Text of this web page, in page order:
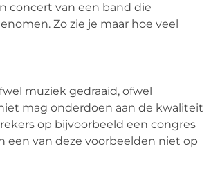
concert van een band die
Zo zie je maar hoe veel
muziek gedraaid, ofwel
mag onderdoen aan de kwaliteit
op bijvoorbeeld een congres
een van deze voorbeelden niet op